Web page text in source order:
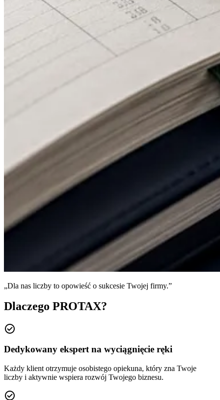
„Dla nas liczby to opowieść o sukcesie Twojej firmy.”
Dlaczego PROTAX?
check_circle
Dedykowany ekspert na wyciągnięcie ręki
Każdy klient otrzymuje osobistego opiekuna, który zna Twoje
liczby i aktywnie wspiera rozwój Twojego biznesu.
check_circle